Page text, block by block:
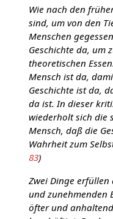
Wie nach den
sind, um von den
Menschen
Geschichte da, um
theoretischen
Mensch ist da,
Geschichte ist da,
da ist. In dieser
wiederholt sich die
Mensch, daß die
Wahrheit zum
83)
Zwei Dinge
und zunehmenden
öfter und